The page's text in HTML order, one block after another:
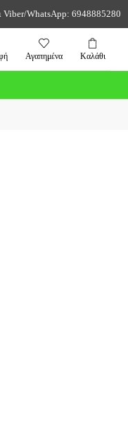
Viber/WhatsApp: 6948885280
Αγαπημένα Καλάθι